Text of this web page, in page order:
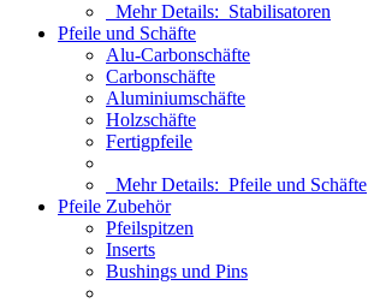
Mehr Details: Stabilisatoren
Pfeile und Schäfte
Alu-Carbonschäfte
Carbonschäfte
Aluminiumschäfte
Holzschäfte
Fertigpfeile
Mehr Details: Pfeile und Schäfte
Pfeile Zubehör
Pfeilspitzen
Inserts
Bushings und Pins